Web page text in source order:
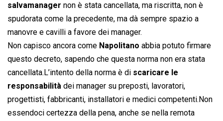
salvamanager non è stata cancellata, ma riscritta, non è
spudorata come la precedente, ma dà sempre spazio a
manovre e cavilli a favore dei manager.
Non capisco ancora come Napolitano abbia potuto firmare
questo decreto, sapendo che questa norma non era stata
cancellata.L’intento della norma è di scaricare le
responsabilità dei manager su preposti, lavoratori,
progettisti, fabbricanti, installatori e medici competenti.Non
essendoci certezza della pena, anche se nella remota